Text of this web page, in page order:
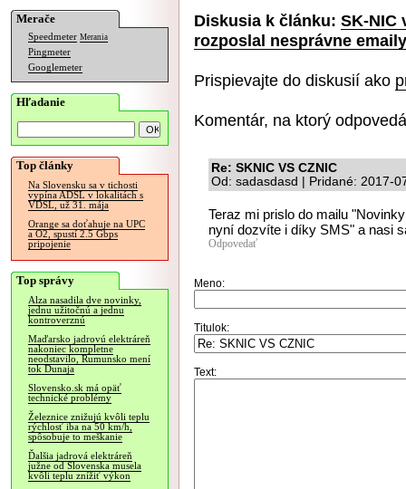
Merače
Speedmeter Merania
Pingmeter
Googlemeter
Hľadanie
Top články
Na Slovensku sa v tichosti
vypína ADSL v lokalitách s
VDSL, už 31. mája
Orange sa doťahuje na UPC
a O2, spustí 2.5 Gbps
pripojenie
Top správy
Alza nasadila dve novinky,
jednu užitočnú a jednu
kontroverznú
Maďarsko jadrovú elektráreň
nakoniec kompletne
neodstavilo, Rumunsko mení
tok Dunaja
Slovensko.sk má opäť
technické problémy
Železnice znižujú kvôli teplu
rýchlosť iba na 50 km/h,
spôsobuje to meškanie
Ďalšia jadrová elektráreň
južne od Slovenska musela
kvôli teplu znížiť výkon
Diskusia k článku: SK-NIC
rozposlal nesprávne
Prispievajte do diskusií ako
Komentár, na ktorý
Re: SKNIC VS CZNIC
Od: sadasdasd | Pridané: 2017-
Teraz mi prislo do mailu
nyní dozvíte i díky SMS" a nasi
Odpovedať
Meno:
Titulok:
Text: